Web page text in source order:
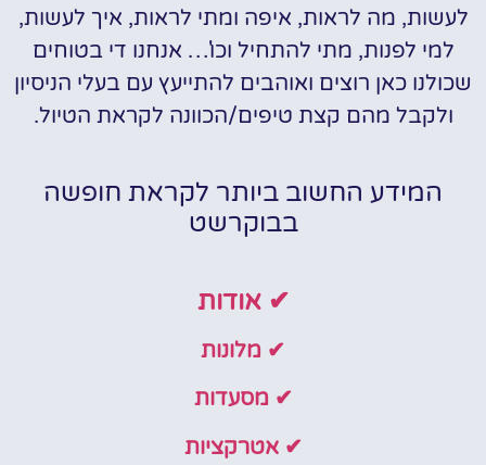
לעשות, מה לראות, איפה ומתי לראות, איך לעשות,
למי לפנות, מתי להתחיל וכו'… אנחנו די בטוחים
שכולנו כאן רוצים ואוהבים להתייעץ עם בעלי הניסיון
ולקבל מהם קצת טיפים/הכוונה לקראת הטיול.
המידע החשוב ביותר לקראת חופשה
בבוקרשט
✔ אודות
✔ מלונות
✔ מסעדות
✔ אטרקציות